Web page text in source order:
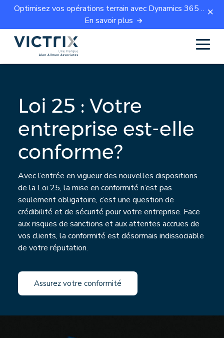
Optimisez vos opérations terrain avec Dynamics 365 Field Service.
En savoir plus
Loi 25 : Votre
entreprise est-elle
conforme?
Avec l’entrée en vigueur des nouvelles dispositions
de la Loi 25, la mise en conformité n’est pas
seulement obligatoire, c’est une question de
crédibilité et de sécurité pour votre entreprise. Face
aux risques de sanctions et aux attentes accrues de
vos clients, la conformité est désormais indissociable
de votre réputation.
Assurez votre conformité